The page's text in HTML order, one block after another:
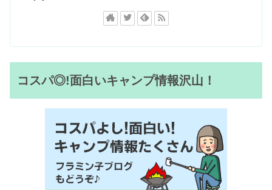
コスパ◎!面白いキャンプ情報沢山！